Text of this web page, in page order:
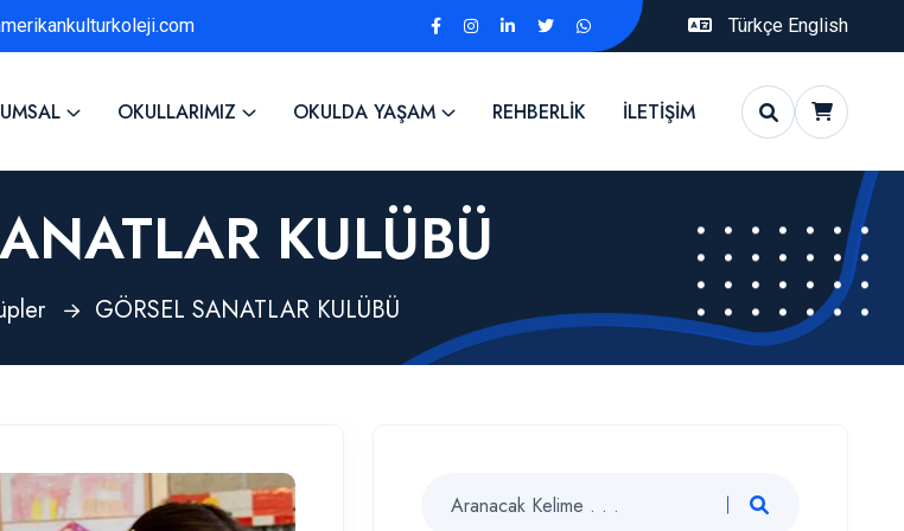
Türkçe English
OKULLARIMIZ OKULDA YAŞAM REHBERLİK İLETİŞİM
KULÜBÜ
GÖRSEL SANATLAR KULÜBÜ